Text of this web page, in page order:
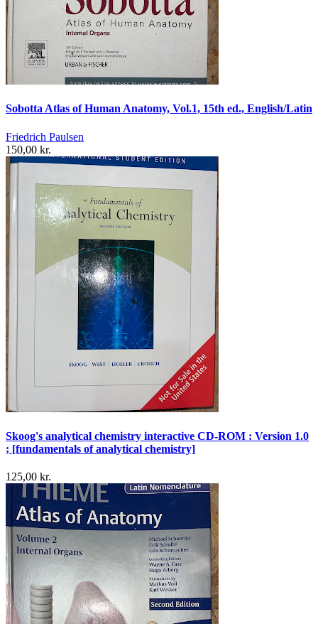
Sobotta Atlas of Human Anatomy, Vol.1, 15th ed., English/Latin
Friedrich Paulsen
150,00 kr.
Skoog's analytical chemistry interactive CD-ROM : Version 1.0
; [fundamentals of analytical chemistry]
125,00 kr.